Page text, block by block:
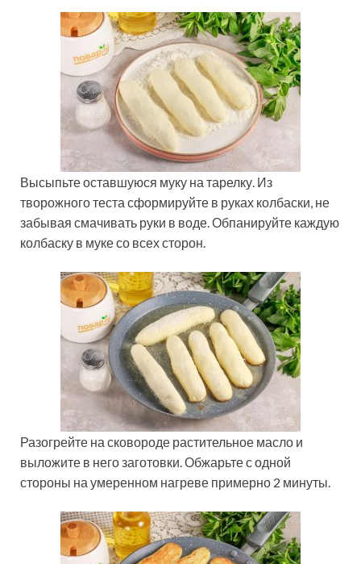
Высыпьте оставшуюся муку на тарелку. Из
творожного теста сформируйте в руках колбаски, не
забывая смачивать руки в воде. Обпанируйте каждую
колбаску в муке со всех сторон.
Разогрейте на сковороде растительное масло и
выложите в него заготовки. Обжарьте с одной
стороны на умеренном нагреве примерно 2 минуты.